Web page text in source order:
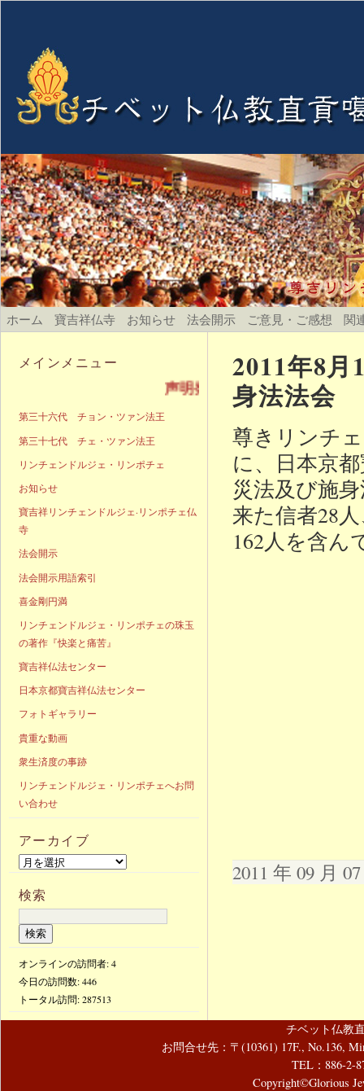
ホーム 寶吉祥仏寺 お知らせ 法会開示 ご意見・ご感想 関
2011年8
身法法会
尊きリンチ
に、日本京
災法及び施
来た信者28
162人を含ん
2011 年 09 月
メインメニュー
声明発表
第三十六代 チョン・ツァン法王
第三十七代 チェ・ツァン法王
リンチェンドルジェ・リンポチェ
お知らせ
寶吉祥リンチェンドルジェ·リンポチェ仏
寺
法会開示
法会開示用語索引
喜金剛円満
リンチェンドルジェ・リンポチェの珠玉
の著作『快楽と痛苦』
寶吉祥仏法センター
日本京都寶吉祥仏法センター
フォトギャラリー
貴重な動画
衆生済度の事跡
リンチェンドルジェ・リンポチェへお問
い合わせ
アーカイブ
検索
オンラインの訪問者: 4
今日の訪問数:446
トータル訪問:287513
チベット仏教
お問合せ先：〒(10361) 17F., No.136,
TEL：886-2-
Copyright©Glorious